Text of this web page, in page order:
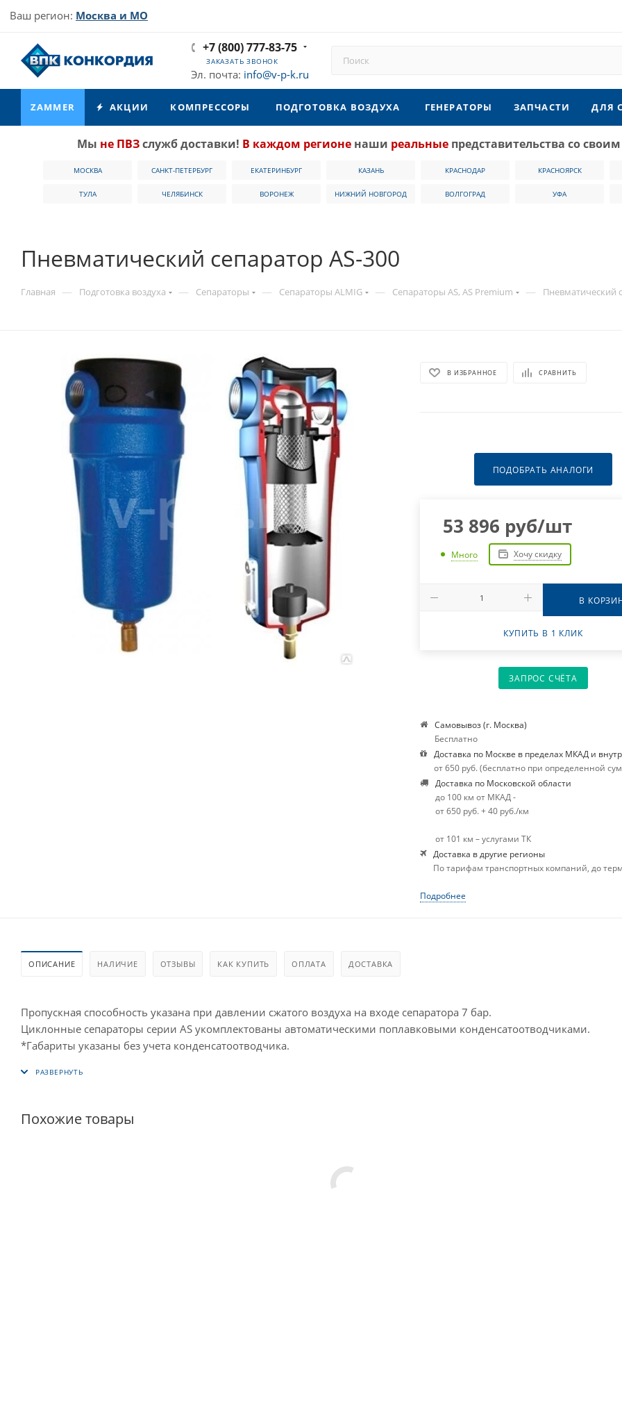
Ваш регион: Москва и МО
+7 (800) 777-83-75
ЗАКАЗАТЬ ЗВОНОК
Эл. почта: info@v-p-k.ru
ZAMMER АКЦИИ КОМПРЕССОРЫ ПОДГОТОВКА ВОЗДУХА ГЕНЕРАТОРЫ ЗАПЧАСТИ ДЛЯ
Мы не ПВЗслужб доставки! В каждом регионе наши реальные представительства со
МОСКВА САНКТ-ПЕТЕРБУРГ ЕКАТЕРИНБУРГ КАЗАНЬ КРАСНОДАР КРАСНОЯРСК
ТУЛА ЧЕЛЯБИНСК ВОРОНЕЖ НИЖНИЙ НОВГОРОД ВОЛГОГРАД УФА
Пневматический сепаратор AS-300
Главная — Подготовка воздуха — Сепараторы — Сепараторы ALMIG — Сепараторы AS, AS Premium — Пневматический
В ИЗБРАННОЕ СРАВНИТЬ
ПОДОБРАТЬ АНАЛОГИ
53 896 руб/шт
Много Хочу скидку
В
КУПИТЬ В 1 КЛИК
ЗАПРОС СЧЁТА
Самовывоз (г. Москва)
Бесплатно
Доставка по Москве в пределах МКАД и
от 650 руб. (бесплатно при определенной
Доставка по Московской области
до 100 км от МКАД -
от 650 руб. + 40 руб./км
от 101 км – услугами ТК
Доставка в другие регионы
По тарифам транспортных компаний, до
Подробнее
ОПИСАНИЕ НАЛИЧИЕ ОТЗЫВЫ КАК КУПИТЬ ОПЛАТА ДОСТАВКА
Пропускная способность указана при давлении сжатого воздуха на входе сепаратора 7 бар.
Циклонные сепараторы серии AS укомплектованы автоматическими поплавковыми конденсатоотводчиками.
*Габариты указаны без учета конденсатоотводчика.
Похожие товары